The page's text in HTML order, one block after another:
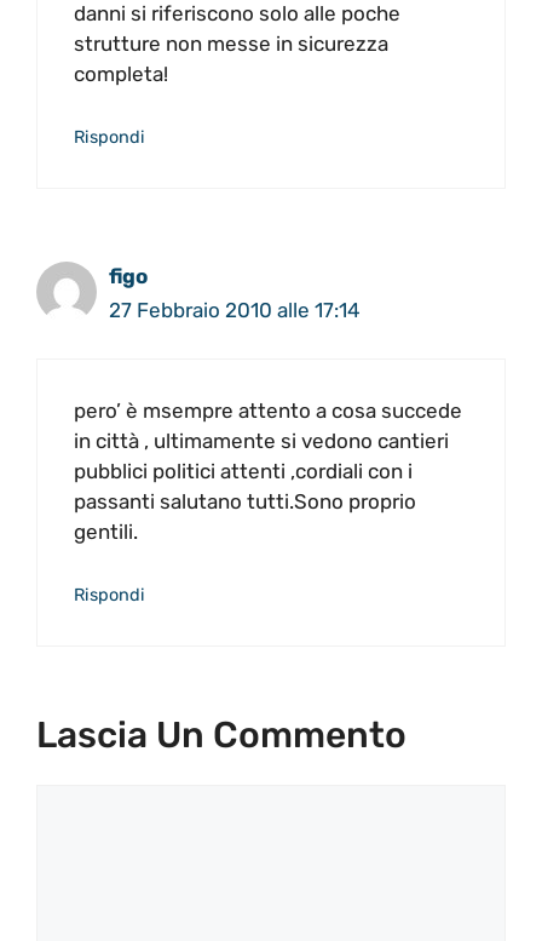
danni si riferiscono solo alle poche
strutture non messe in sicurezza
completa!
Rispondi
figo
27 Febbraio 2010 alle 17:14
pero’ è msempre attento a cosa succede
in città , ultimamente si vedono cantieri
pubblici politici attenti ,cordiali con i
passanti salutano tutti.Sono proprio
gentili.
Rispondi
Lascia Un Commento